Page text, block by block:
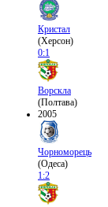
Кристал
(Херсон)
0:1
Ворскла
(Полтава)
2005
Чорноморець
(Одеса)
1:2